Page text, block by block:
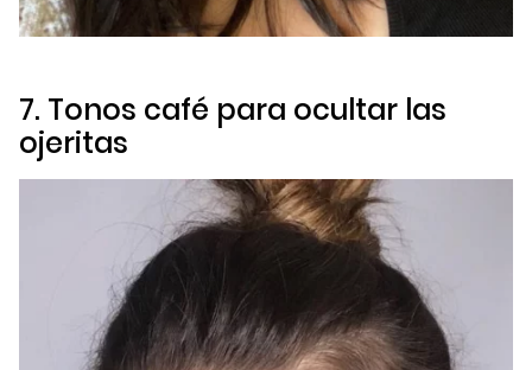
7. Tonos café para ocultar las
ojeritas